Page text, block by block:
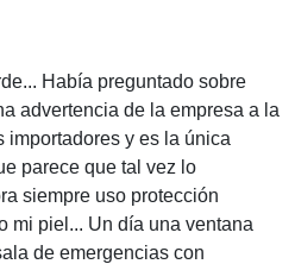
Había preguntado sobre
advertencia de la empresa a la
importadores y es la única
parece que tal vez lo
siempre uso protección
mi piel... Un día una ventana
de emergencias con